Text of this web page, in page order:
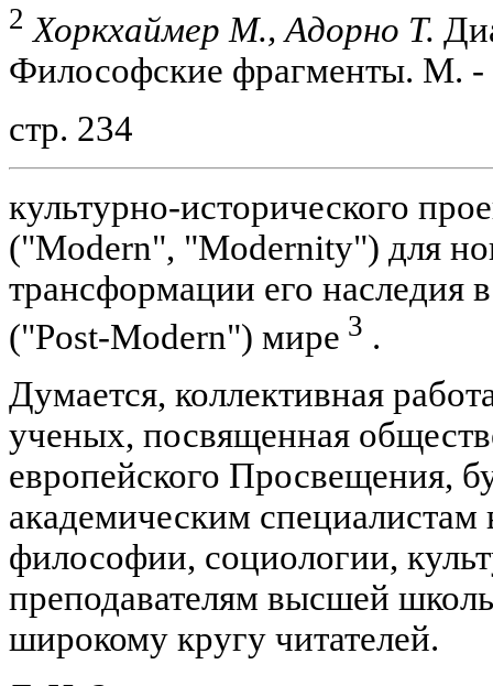
2 Хоркхаймер М., Адорно Т.
Философские фрагменты. М.
стр. 234
культурно-исторического
("Modern", "Modernity") для
трансформации его наследия
("Post-Modern") мире 3 .
Думается, коллективная
ученых, посвященная
европейского Просвещения,
академическим специалистам
философии, социологии,
преподавателям высшей
широкому кругу читателей.